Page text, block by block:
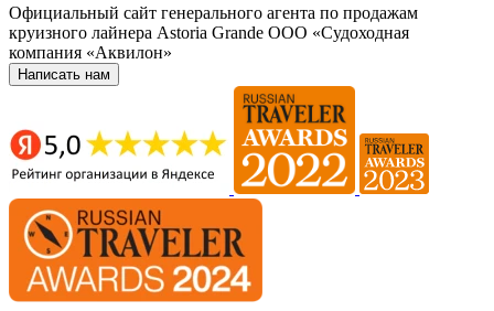
Официальный сайт генерального агента по продажам
круизного лайнера Astoria Grande ООО «Судоходная
компания «Аквилон»
Написать нам